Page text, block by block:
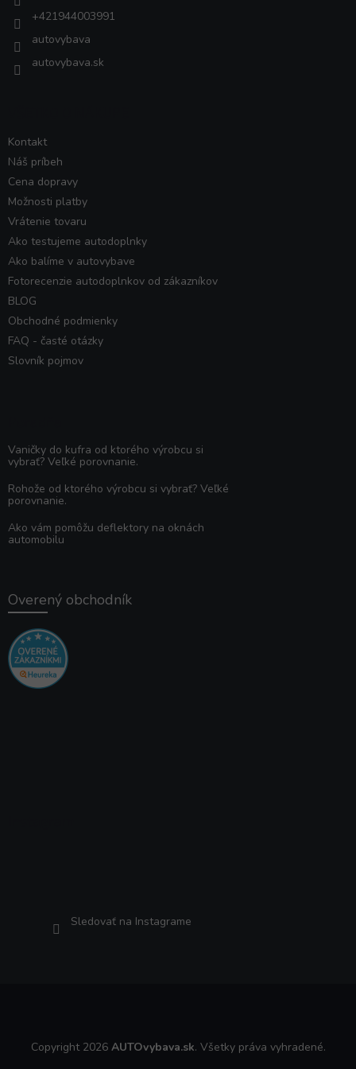
+421944003991
autovybava
autovybava.sk
Kontakt
Náš príbeh
Cena dopravy
Možnosti platby
Vrátenie tovaru
Ako testujeme autodoplnky
Ako balíme v autovybave
Fotorecenzie autodoplnkov od zákazníkov
BLOG
Obchodné podmienky
FAQ - časté otázky
Slovník pojmov
Vaničky do kufra od ktorého výrobcu si
vybrať? Veľké porovnanie.
Rohože od ktorého výrobcu si vybrať? Veľké
porovnanie.
Ako vám pomôžu deflektory na oknách
automobilu
Overený obchodník
Sledovať na Instagrame
Copyright 2026 AUTOvybava.sk. Všetky práva vyhradené.